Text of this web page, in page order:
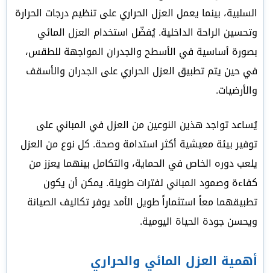
السلبية، بينما يعمل العزل الحراري على تنظيم درجات الحرارة
وتحسين الراحة الداخلية. يُفضّل استخدام العزل المائي
بصورة أساسية في الأسطح والجدران المواجهة للطقس،
في حين يتم تطبيق العزل الحراري على الجدران والأسقف
والأرضيات.
يُساعد تواجد هذين النوعين من العزل في المباني على
توفير بيئة معيشية أكثر استدامة وصحة. كل نوع من العزل
يلعب دوره الخاص في الحماية، والتكامل بينهما يعزز من
كفاءة وصمود المباني لفترات طويلة. يمكن أن يكون
تطبيقهما معاً استثماراً طويل الأمد يوفر تكاليف الصيانة
ويحسن جودة الحياة اليومية.
أهمية العزل المائي والحراري